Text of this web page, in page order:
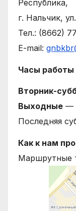
Республика,
г. Нальчик,
Тел.: (8662)
E-mail:
Часы работы
Вторник-
Выходные —
Последняя
Как к нам
Маршрутные